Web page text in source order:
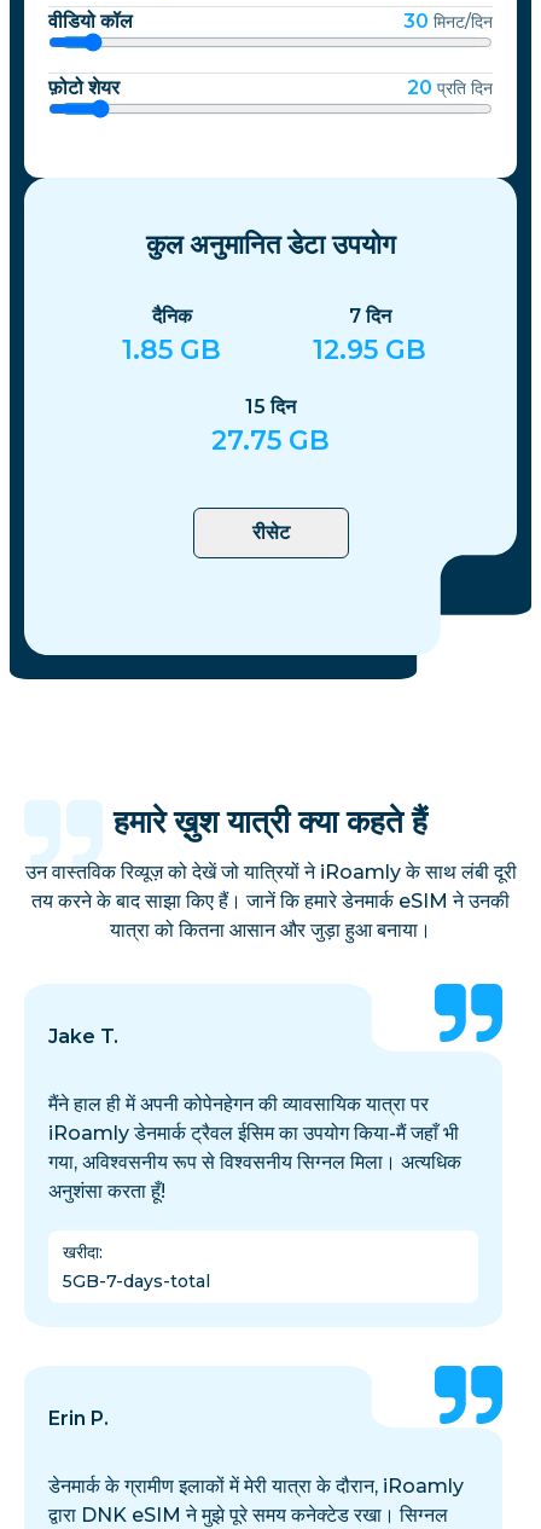
वीडियो कॉल 30 मिनट/दिन
फ़ोटो शेयर 20 प्रति दिन
कुल अनुमानित डेटा उपयोग
दैनिक
1.85 GB
7दिन
12.95 GB
15दिन
27.75 GB
रीसेट
हमारे ख़ुश यात्री क्या कहते हैं
उन वास्तविक रिव्यूज़ को देखें जो यात्रियों ने iRoamly के साथ लंबी दूरी
तय करने के बाद साझा किए हैं। जानें कि हमारे डेनमार्क eSIM ने उनकी
यात्रा को कितना आसान और जुड़ा हुआ बनाया।
Jake T.
मैंने हाल ही में अपनी कोपेनहेगन की व्यावसायिक यात्रा पर
iRoamly डेनमार्क ट्रैवल ईसिम का उपयोग किया-मैं जहाँ भी
गया, अविश्वसनीय रूप से विश्वसनीय सिग्नल मिला। अत्यधिक
अनुशंसा करता हूँ!
खरीदा:
5GB-7-days-total
Erin P.
डेनमार्क के ग्रामीण इलाकों में मेरी यात्रा के दौरान, iRoamly
द्वारा DNK eSIM ने मुझे पूरे समय कनेक्टेड रखा। सिग्नल